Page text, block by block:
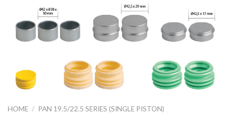
HOME / PAN 19.5/22.5 SERIES (SINGLE PISTON)